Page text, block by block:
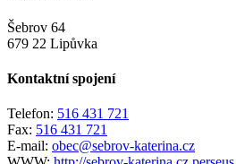
Šebrov 64
679 22 Lipůvka
Kontaktní spojení
Telefon: 516 431 721
Fax: 516 431 721
E-mail: obec@sebrov-katerina.cz